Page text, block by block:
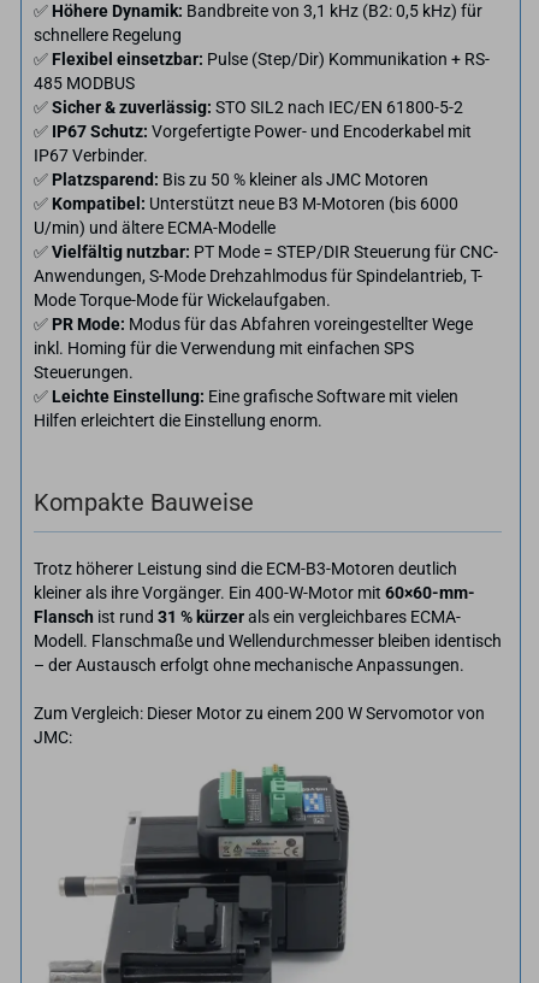
✅ Höhere Dynamik: Bandbreite von 3,1 kHz (B2: 0,5 kHz) für
schnellere Regelung
✅ Flexibel einsetzbar: Pulse (Step/Dir) Kommunikation + RS-
485 MODBUS
✅Sicher & zuverlässig: STO SIL2 nach IEC/EN 61800-5-2
✅ IP67 Schutz: Vorgefertigte Power- und Encoderkabel mit
IP67 Verbinder.
✅ Platzsparend: Bis zu 50 % kleiner als JMC Motoren
✅ Kompatibel: Unterstützt neue B3 M-Motoren (bis 6000
U/min) und ältere ECMA-Modelle
✅Vielfältig nutzbar: PT Mode = STEP/DIR Steuerung für CNC-
Anwendungen, S-Mode Drehzahlmodus für Spindelantrieb, T-
Mode Torque-Mode für Wickelaufgaben.
✅ PR Mode: Modus für das Abfahren voreingestellter Wege
inkl. Homing für die Verwendung mit einfachen SPS
Steuerungen.
✅ Leichte Einstellung: Eine grafische Software mit vielen
Hilfen erleichtert die Einstellung enorm.
Kompakte Bauweise
Trotz höherer Leistung sind die ECM-B3-Motoren deutlich
kleiner als ihre Vorgänger. Ein 400-W-Motor mit 60×60-mm-
Flansch ist rund 31 % kürzerals ein vergleichbares ECMA-
Modell. Flanschmaße und Wellendurchmesser bleiben identisch
– der Austausch erfolgt ohne mechanische Anpassungen.
Zum Vergleich: Dieser Motor zu einem 200 W Servomotor von
JMC: